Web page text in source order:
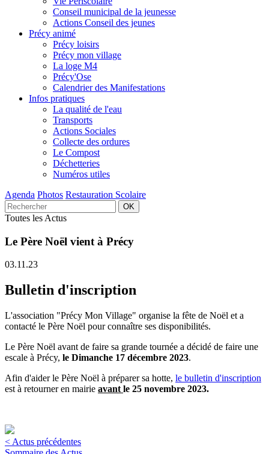
Conseil municipal de la jeunesse
Actions Conseil des jeunes
Précy animé
Précy loisirs
Précy mon village
La loge M4
Précy'Ose
Calendrier des Manifestations
Infos pratiques
La qualité de l'eau
Transports
Actions Sociales
Collecte des ordures
Le Compost
Déchetteries
Numéros utiles
Agenda Photos Restauration Scolaire
Toutes les Actus
Le Père Noël vient à Précy
03.11.23
Bulletin d'inscription
L'association "Précy Mon Village" organise la fête de Noël et a
contacté le Père Noël pour connaître ses disponibilités.
Le Père Noël avant de faire sa grande tournée a décidé de faire une
escale à Précy, le Dimanche 17 décembre 2023.
Afin d'aider le Père Noël à préparer sa hotte, le bulletin d'inscription
est à retourner en mairie avant le 25 novembre 2023.
< Actus précédentes